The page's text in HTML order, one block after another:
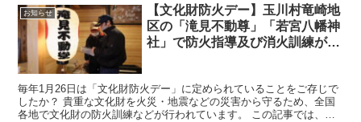
お知らせ
【文化財防火デー】玉川村竜崎地
区の「滝見不動尊」「若宮八幡神
社」で防火指導及び消火訓練が行
毎年1月26日は「文化財防火デー」に定められていることをご存じで
したか？ 貴重な文化財を火災・地震などの災害から守るため、全国
各地で文化財の防火訓練などが行われています。 この記事では、玉